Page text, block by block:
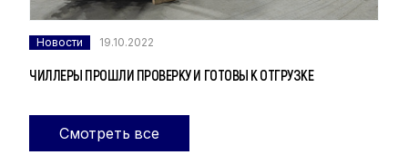
Новости 19.10.2022
ЧИЛЛЕРЫ ПРОШЛИ ПРОВЕРКУ И ГОТОВЫ К ОТГРУЗКЕ
Смотреть все